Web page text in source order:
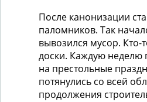
После канонизации
паломников. Так
вывозился мусор. Кто-
доски. Каждую неделю
на престольные
потянулись со всей
продолжения